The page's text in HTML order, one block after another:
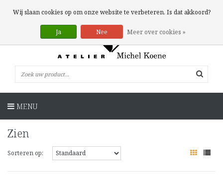
0 Artikelen
MENU
Zien
Sorteren op:
Wij slaan cookies op om onze website te verbeteren. Is dat akkoord?
Ja Nee Meer over cookies »